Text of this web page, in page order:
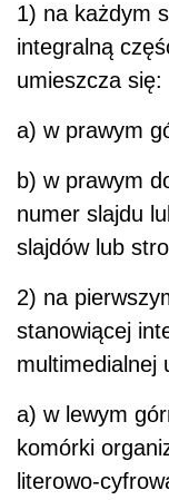
1) na każdym
integralną
umieszcza się:
a) w prawym
b) w prawym
numer slajdu
slajdów lub
2) na
stanowiącej
multimedialnej
a) w lewym
komórki
literowo-